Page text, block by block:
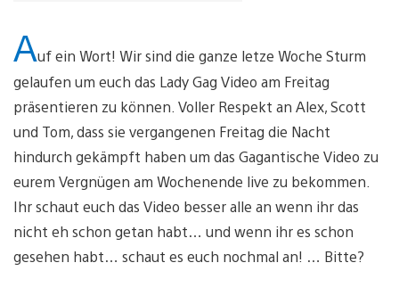
Auf ein Wort! Wir sind die ganze letze Woche Sturm
gelaufen um euch das Lady Gag Video am Freitag
präsentieren zu können. Voller Respekt an Alex, Scott
und Tom, dass sie vergangenen Freitag die Nacht
hindurch gekämpft haben um das Gagantische Video zu
eurem Vergnügen am Wochenende live zu bekommen.
Ihr schaut euch das Video besser alle an wenn ihr das
nicht eh schon getan habt… und wenn ihr es schon
gesehen habt… schaut es euch nochmal an! … Bitte?